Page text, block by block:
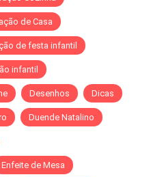
de Casa
de festa infantil
infantil
Desenhos Dicas
Duende Natalino
Enfeite de Mesa